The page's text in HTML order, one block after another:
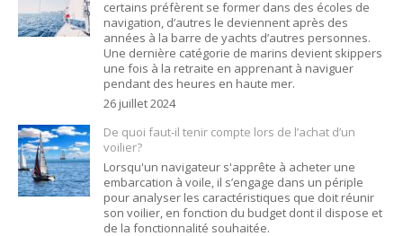
certains préfèrent se former dans des écoles de
navigation, d’autres le deviennent après des
années à la barre de yachts d’autres personnes.
Une dernière catégorie de marins devient skippers
une fois à la retraite en apprenant à naviguer
pendant des heures en haute mer.
26 juillet 2024
De quoi faut-il tenir compte lors de l’achat d’un
voilier?
Lorsqu'un navigateur s'apprête à acheter une
embarcation à voile, il s’engage dans un périple
pour analyser les caractéristiques que doit réunir
son voilier, en fonction du budget dont il dispose et
de la fonctionnalité souhaitée.